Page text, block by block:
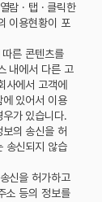
람 · 탭 · 클릭한
이용현황이 포
른 콘텐츠를
내에서 다른 고
사에서 고객에
있어서 이용
가 있습니다.
의 송신을 허
송신되지 않습
신을 허가하고
소 등의 정보를